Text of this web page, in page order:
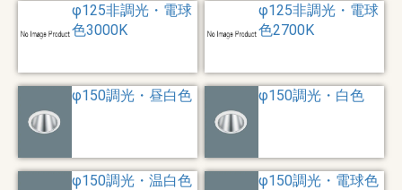
φ125非調光・電球
色3000K
φ125非調光・電球
色2700K
φ150調光・昼白色 φ150調光・白色
φ150調光・温白色
φ150調光・電球色